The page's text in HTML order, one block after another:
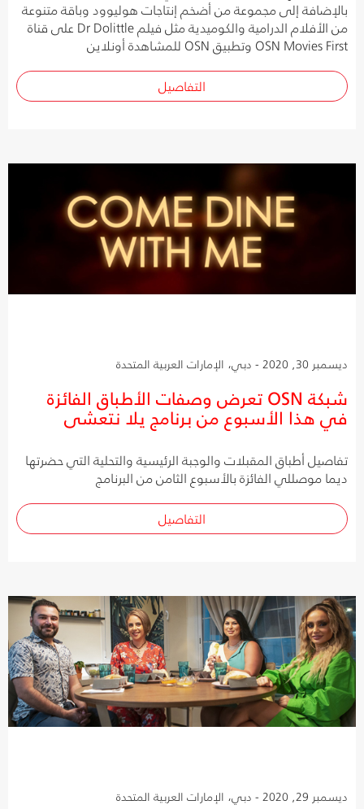
بالإضافة إلى مجموعة من أضخم إنتاجات هوليوود وباقة متنوعة
من الأفلام الدرامية والكوميدية مثل فيلم Dr Dolittle على قناة
OSN Movies First وتطبيق OSN للمشاهدة أونلاين
التفاصيل
ديسمبر 30, 2020 - دبي، الإمارات العربية المتحدة
شبكة OSN تعرض وصفات الأطباق الفائزة
في هذا الأسبوع من برنامج يلا نتعشى
تفاصيل أطباق المقبلات والوجبة الرئيسية والتحلية التي حضرتها
ديما موصللي الفائزة بالأسبوع الثامن من البرنامج
التفاصيل
ديسمبر 29, 2020 - دبي، الإمارات العربية المتحدة